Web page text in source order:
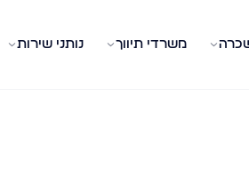
משרדי תיווך נותני שירות